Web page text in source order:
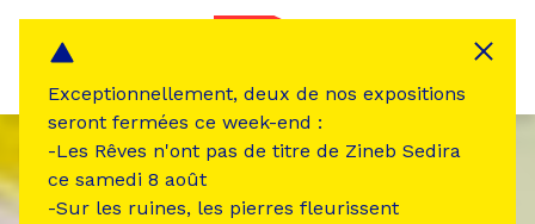
Exceptionnellement, deux de nos expositions
seront fermées ce week-end :
-Les Rêves n'ont pas de titre de Zineb Sedira
ce samedi 8 août
-Sur les ruines, les pierres fleurissent
Panneau de gestion des cookies